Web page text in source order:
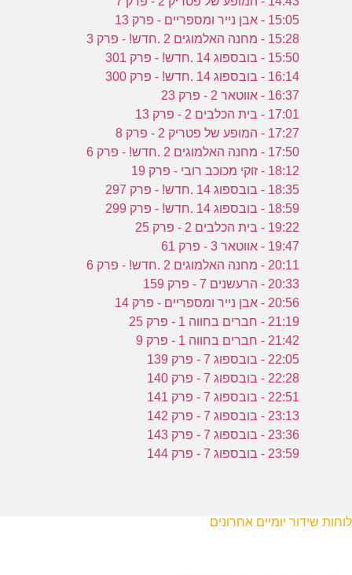
15:05 - אבן נייר ומספריים - פרק 13
15:28 - מחנה האלמוגים 2 .חדש! - פרק 3
15:50 - בובספוג 14 .חדש! - פרק 301
16:14 - בובספוג 14 .חדש! - פרק 300
16:37 - אווטאר 2 - פרק 23
17:01 - בית הכלבים 2 - פרק 13
17:27 - המופע של פטריק 2 - פרק 8
17:50 - מחנה האלמוגים 2 .חדש! - פרק 6
18:12 - זוקי מכוכב רובי - פרק 19
18:35 - בובספוג 14 .חדש! - פרק 297
18:59 - בובספוג 14 .חדש! - פרק 299
19:22 - בית הכלבים 2 - פרק 25
19:47 - אווטאר 3 - פרק 61
20:11 - מחנה האלמוגים 2 .חדש! - פרק 6
20:33 - הרעשנים 7 - פרק 159
20:56 - אבן נייר ומספריים - פרק 14
21:19 - חברים בחווה 1 - פרק 25
21:42 - חברים בחווה 1 - פרק 9
22:05 - בובספוג 7 - פרק 139
22:28 - בובספוג 7 - פרק 140
22:51 - בובספוג 7 - פרק 141
23:13 - בובספוג 7 - פרק 142
23:36 - בובספוג 7 - פרק 143
23:59 - בובספוג 7 - פרק 144
לוחות שידור יומיים אחרונים